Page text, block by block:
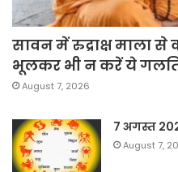
सावन में रुद्राक्ष माला से
भूलकर भी न करें ये
August 7, 2026
7 अगस्त
August 7,